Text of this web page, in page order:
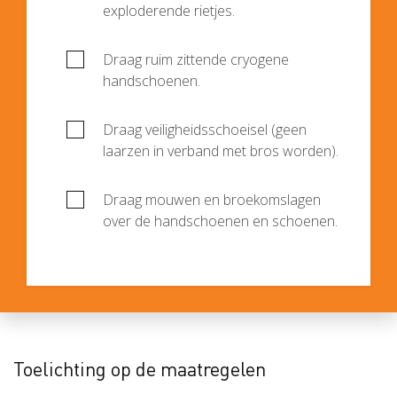
exploderende rietjes.
Draag ruim zittende cryogene
handschoenen.
Draag veiligheidsschoeisel (geen
laarzen in verband met bros worden).
Draag mouwen en broekomslagen
over de handschoenen en schoenen.
Toelichting op de maatregelen